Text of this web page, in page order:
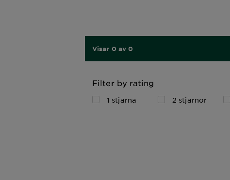
Visar 0 av 0
Filter by rating
1 stjärna 2 stjärnor